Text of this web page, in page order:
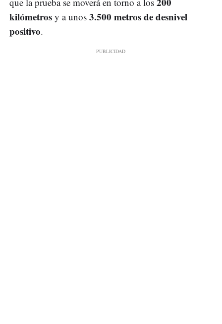
kilómetros y a unos 3.500 metros de desnivel
positivo.